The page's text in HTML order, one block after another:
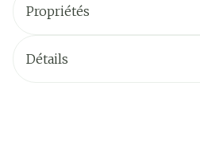
Propriétés
Détails